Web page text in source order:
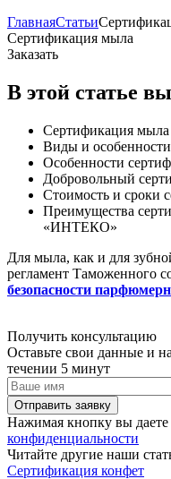
ГлавнаяСтатьи
Сертификация мыла
Заказать
В этой статье
Сертификация мыла
Виды и
Особенности
Добровольный
Стоимость и сроки
Преимущества
«ИНТЕКО»
Для мыла, как и для
регламент Таможенного
безопасности
Получить консультацию
Оставьте свои данные и
течении 5 минут
Отправить заявку
Нажимая кнопку вы даете
конфиденциальности
Читайте другие наши
Сертификация конфет